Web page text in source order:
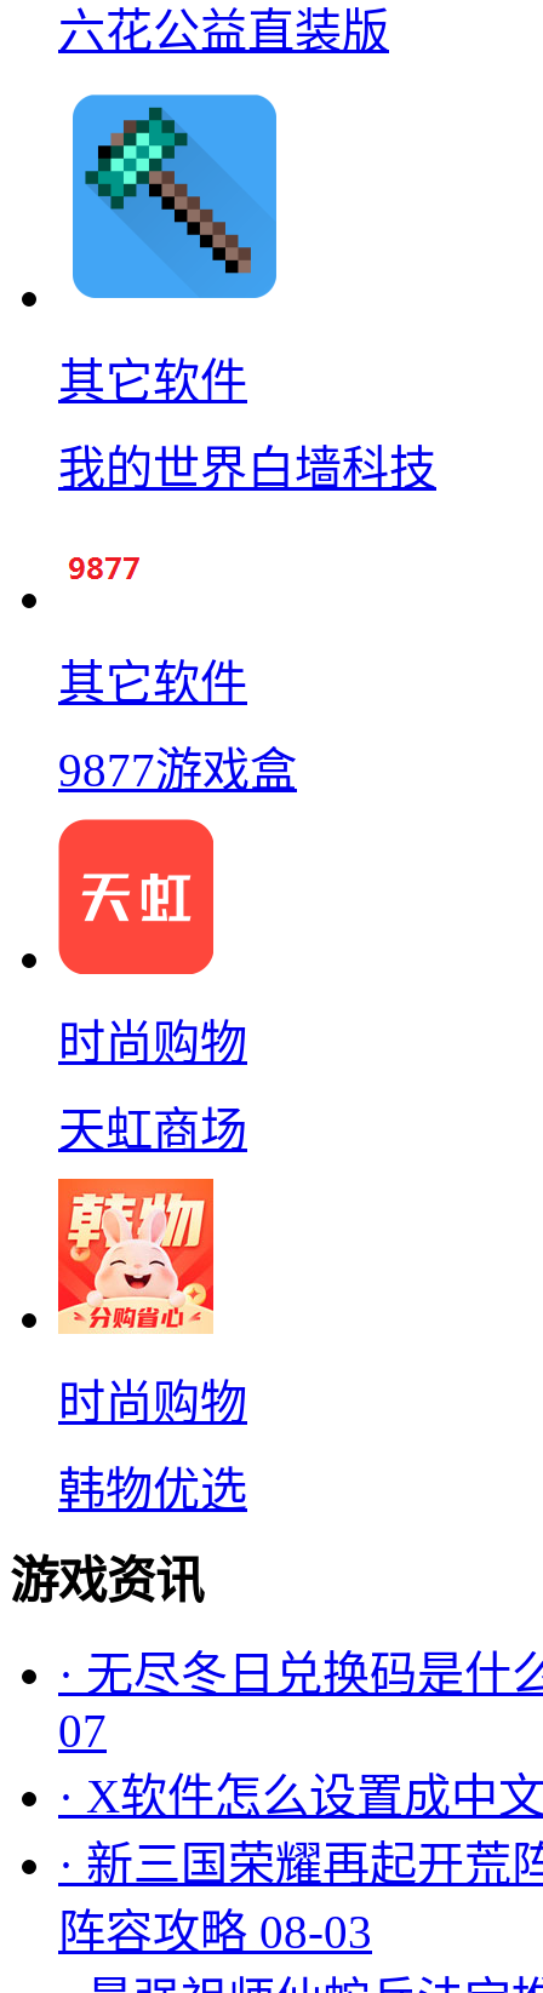
六花公益直装版
其它软件
我的世界白墙科技
其它软件
9877游戏盒
时尚购物
天虹商场
时尚购物
韩物优选
游戏资讯
· 无尽冬日兑换码是什
07
· X软件怎么设置成中
· 新三国荣耀再起开荒
阵容攻略 08-03